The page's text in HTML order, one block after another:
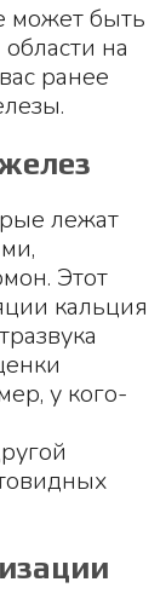
может быть
на
ранее
лежат
Этот
кальция
у кого-